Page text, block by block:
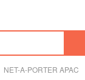
NET-A-PORTER APAC